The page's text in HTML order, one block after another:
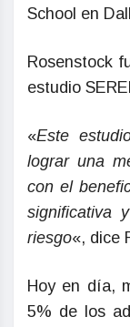
School en
Rosenstock
estudio
«Este
lograr una
con el
significativa
riesgo«, dice
Hoy en día,
5% de los